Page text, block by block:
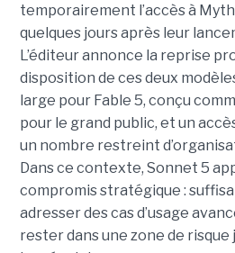
temporairement l’accès à
quelques jours après leur
L’éditeur annonce la reprise
disposition de ces deux
large pour Fable 5, conçu
pour le grand public, et un
un nombre restreint
Dans ce contexte, Sonnet 5
compromis stratégique :
adresser des cas d’usage
rester dans une zone de